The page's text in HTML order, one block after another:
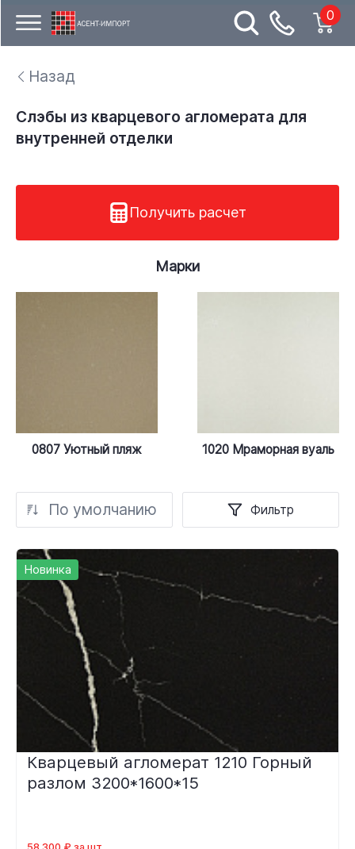
0
Назад
Слэбы из кварцевого агломерата для
внутренней отделки
Получить расчет
Марки
0807 Уютный пляж 1020 Мраморная вуаль
По умолчанию Фильтр
Новинка
Кварцевый агломерат 1210 Горный
разлом 3200*1600*15